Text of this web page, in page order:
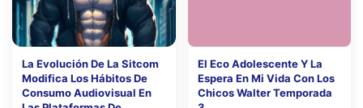
La Evolución De La Sitcom
Modifica Los Hábitos De
Consumo Audiovisual En
El Eco Adolescente Y La
Espera En Mi Vida Con Los
Chicos Walter Temporada